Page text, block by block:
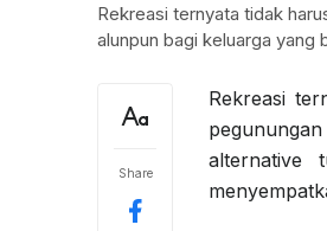
Rekreasi ternyata tidak
alunpun bagi keluarga yang
Share
Rekreasi